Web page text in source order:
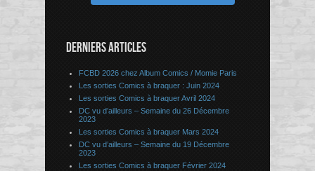
DERNIERS ARTICLES
FCBD 2026 chez Album Comics / Momie Paris
Les sorties Comics à braquer : Juin 2024
Les sorties Comics à braquer Avril 2024
DC vu d’ailleurs – Semaine du 26 Décembre
2023
Les sorties Comics à braquer Mars 2024
DC vu d’ailleurs – Semaine du 19 Décembre
2023
Les sorties Comics à braquer Février 2024